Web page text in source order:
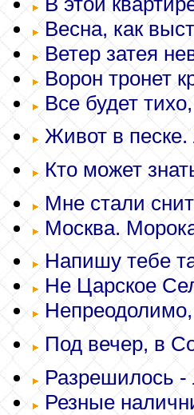
Весна, как
Ветер затея
Ворон тронет
Все будет
Живот в
Кто может
Мне стали
Москва.
Напишу тебе
Не Царское
Непреодолимо,
Под вечер, в
Разрешилось
Резные